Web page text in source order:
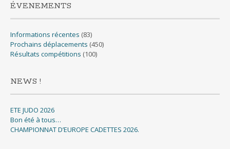
ÉVENEMENTS
Informations récentes (83)
Prochains déplacements (450)
Résultats compétitions (100)
NEWS !
ETE JUDO 2026
Bon été à tous…
CHAMPIONNAT D’EUROPE CADETTES 2026.